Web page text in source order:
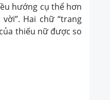
hướng cụ thể hơn
Hai chữ “trang
thiếu nữ được so